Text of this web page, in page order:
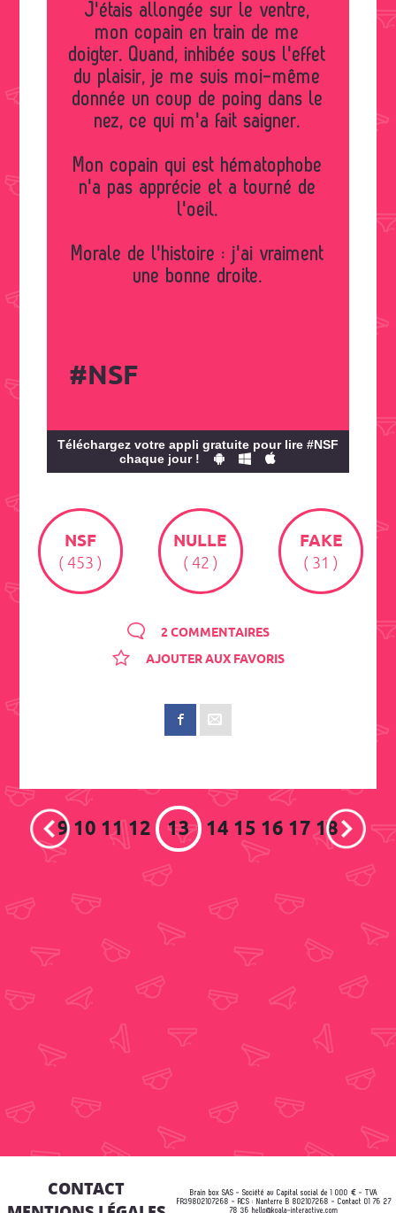
J'étais allongée sur le ventre,
mon copain en train de me
doigter. Quand, inhibée sous l'effet
du plaisir, je me suis moi-même
donnée un coup de poing dans le
nez, ce qui m'a fait saigner.
Mon copain qui est hématophobe
n'a pas apprécie et a tourné de
l'oeil.
Morale de l'histoire : j'ai vraiment
une bonne droite.
#NSF
Téléchargez votre appli gratuite pour lire #NSF
chaque jour !
NSF
( 453 )
NULLE
( 42 )
FAKE
( 31 )
2 COMMENTAIRES
AJOUTER AUX FAVORIS
910 1112 13 14 15 16 1718
CONTACT
Brain box SAS - Société au Capital social de 1 000 € - TVA
FR39802107268 - RCS : Nanterre B 802107268 - Contact 01 76 27
78 36 hello@koala-interactive.com